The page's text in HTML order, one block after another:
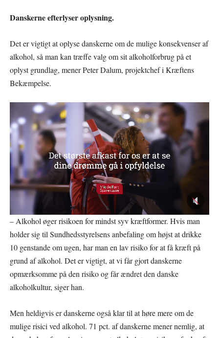
Danskerne efterlyser oplysning.
Det er vigtigt at oplyse danskerne om de mulige konsekvenser af
alkohol, så man kan træffe valg om sit alkoholforbrug på et
oplyst grundlag, mener Peter Dalum, projektchef i Kræftens
Bekæmpelse.
– Alkohol øger risikoen for mindst syv kræftformer. Hvis man
holder sig til Sundhedsstyrelsens anbefaling om højst at drikke
10 genstande om ugen, har man en lav risiko for at få kræft på
grund af alkohol. Det er vigtigt, at vi får gjort danskerne
opmærksomme på den risiko og får ændret den danske
alkoholkultur, siger han.
Men heldigvis er danskerne også klar til at høre mere om de
mulige risici ved alkohol. 71 pct. af danskerne mener nemlig, at